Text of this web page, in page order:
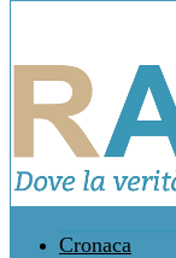
Cronaca